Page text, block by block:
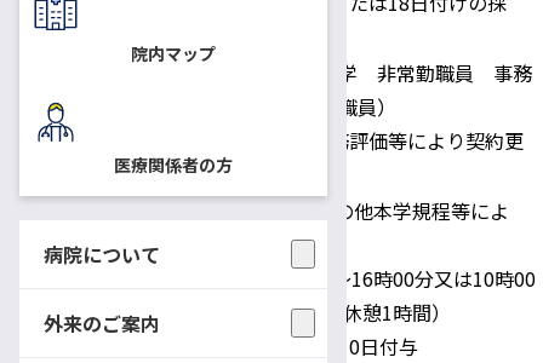
採用予定日
身分
国立大学法人信州大学 非常勤職員 事務
補佐員（短時間雇用職員）
1事業年度契約。勤務評価等により契約更
新の可能性あり。
時給： 1,050円 その他本学規程等によ
勤務時間：9時00分～16時00分又は10時00
分～17時00分（うち休憩1時間）
年次休暇：採用日に10日付与
院内マップ
医療関係者の方
病院について
外来のご案内